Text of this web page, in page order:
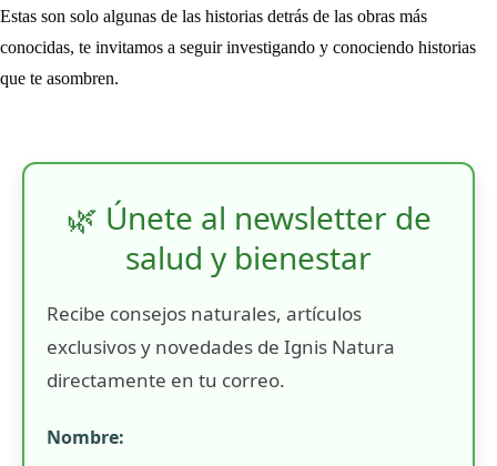
Estas son solo algunas de las historias detrás de las obras más
conocidas, te invitamos a seguir investigando y conociendo historias
que te asombren.
🌿 Únete al newsletter de
salud y bienestar
Recibe consejos naturales, artículos
exclusivos y novedades de Ignis Natura
directamente en tu correo.
Nombre: